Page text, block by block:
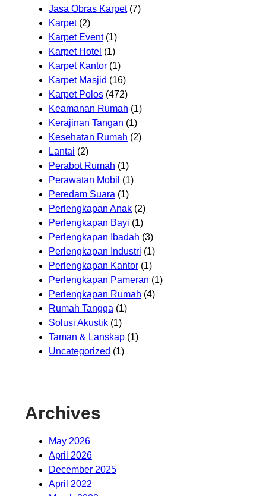
Jasa Obras Karpet(7)
Karpet(2)
Karpet Event(1)
Karpet Hotel (1)
Karpet Kantor (1)
Karpet Masjid (16)
Karpet Polos (472)
Keamanan Rumah (1)
Kerajinan Tangan (1)
Kesehatan Rumah (2)
Lantai (2)
Perabot Rumah (1)
Perawatan Mobil (1)
Peredam Suara (1)
Perlengkapan Anak (2)
Perlengkapan Bayi (1)
Perlengkapan Ibadah (3)
Perlengkapan Industri (1)
Perlengkapan Kantor (1)
Perlengkapan Pameran (1)
Perlengkapan Rumah (4)
Rumah Tangga (1)
Solusi Akustik (1)
Taman & Lanskap (1)
Uncategorized (1)
Archives
May 2026
April 2026
December 2025
April 2022